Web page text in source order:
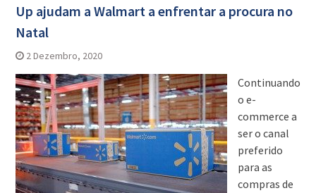
Up ajudam a Walmart a enfrentar a procura no
Natal
2 Dezembro, 2020
Continuando
o e-
commerce a
ser o canal
preferido
para as
compras de